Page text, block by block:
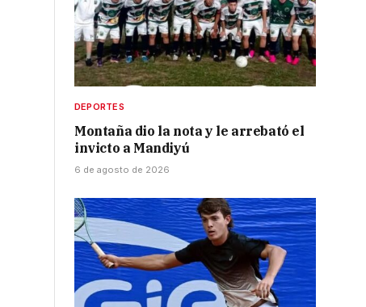
DEPORTES
Montaña dio la nota y le arrebató el
invicto a Mandiyú
6 de agosto de 2026